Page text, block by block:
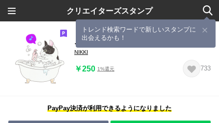
クリエイターズスタンプ
トレンド検索ワードで新しいスタンプに
出会えるかも！
ニッキさんとお友だちオールスターズ
NIKKI
￥250 1%還元 733
PayPay決済が利用できるようになりました